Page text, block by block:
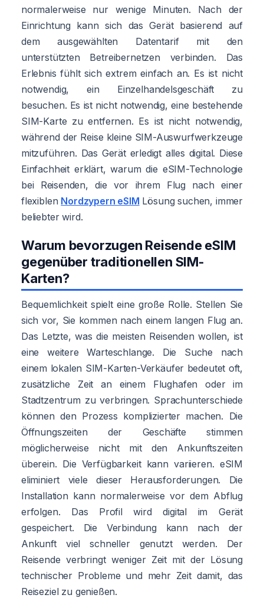
normalerweise nur wenige Minuten. Nach der
Einrichtung kann sich das Gerät basierend auf
dem ausgewählten Datentarif mit den
unterstützten Betreibernetzen verbinden. Das
Erlebnis fühlt sich extrem einfach an. Es ist nicht
notwendig, ein Einzelhandelsgeschäft zu
besuchen. Es ist nicht notwendig, eine bestehende
SIM-Karte zu entfernen. Es ist nicht notwendig,
während der Reise kleine SIM-Auswurfwerkzeuge
mitzuführen. Das Gerät erledigt alles digital. Diese
Einfachheit erklärt, warum die eSIM-Technologie
bei Reisenden, die vor ihrem Flug nach einer
flexiblen Nordzypern eSIM Lösung suchen, immer
beliebter wird.
Warum bevorzugen Reisende eSIM
gegenüber traditionellen SIM-
Karten?
Bequemlichkeit spielt eine große Rolle. Stellen Sie
sich vor, Sie kommen nach einem langen Flug an.
Das Letzte, was die meisten Reisenden wollen, ist
eine weitere Warteschlange. Die Suche nach
einem lokalen SIM-Karten-Verkäufer bedeutet oft,
zusätzliche Zeit an einem Flughafen oder im
Stadtzentrum zu verbringen. Sprachunterschiede
können den Prozess komplizierter machen. Die
Öffnungszeiten der Geschäfte stimmen
möglicherweise nicht mit den Ankunftszeiten
überein. Die Verfügbarkeit kann variieren. eSIM
eliminiert viele dieser Herausforderungen. Die
Installation kann normalerweise vor dem Abflug
erfolgen. Das Profil wird digital im Gerät
gespeichert. Die Verbindung kann nach der
Ankunft viel schneller genutzt werden. Der
Reisende verbringt weniger Zeit mit der Lösung
technischer Probleme und mehr Zeit damit, das
Reiseziel zu genießen.